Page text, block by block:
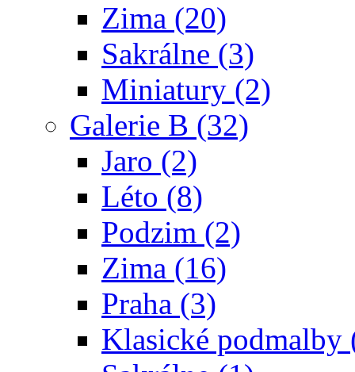
Zima (20)
Sakrálne (3)
Miniatury (2)
Galerie B (32)
Jaro (2)
Léto (8)
Podzim (2)
Zima (16)
Praha (3)
Klasické podmalby